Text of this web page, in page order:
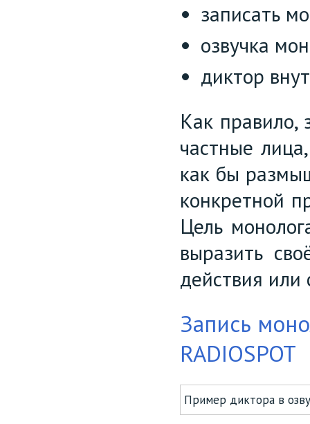
записать
озвучка
диктор
Как правило,
частные
как бы
конкретной
Цель
выразить
действия или
Запись
RADIOSPOT
Пример диктора в